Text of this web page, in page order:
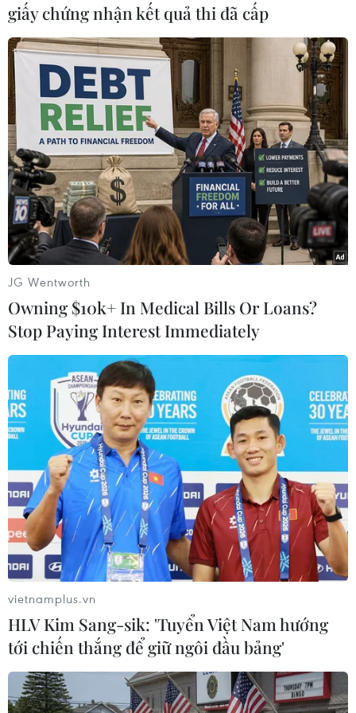
quyền tự do dân chủ
Trương Huy San đã tự thu thập tài
liệu, soạn thảo và đăng trên
Facebook nhiều bài viết, trong đó
có 13 bài viết có nội dung xâm
phạm đến lợi ích của nhà nước,
quyền, lợi ích của tổ chức, cá
nhân.
(TTXVN/Vietnam+)
#Trương Huy San
#lợi dụng quyền tự do dân chủ
#Osin Huy Đức
TP. Hà Nội
Theo dõi VietnamPlus
giấy chứng nhận kết quả thi đã cấp
JG Wentworth
Owning $10k+ In Medical Bills Or Loans?
Stop Paying Interest Immediately
vietnamplus.vn
HLV Kim Sang-sik: 'Tuyển Việt Nam hướng
tới chiến thắng để giữ ngôi đầu bảng'